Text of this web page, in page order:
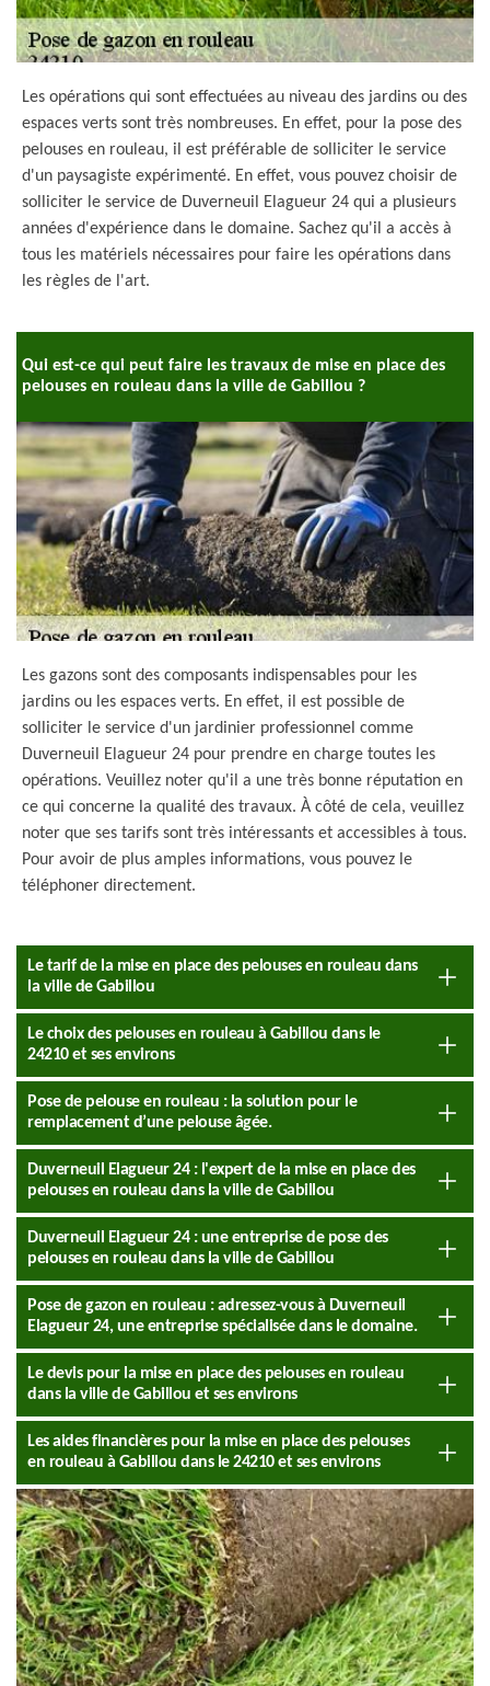
Les opérations qui sont effectuées au niveau des jardins ou des
espaces verts sont très nombreuses. En effet, pour la pose des
pelouses en rouleau, il est préférable de solliciter le service
d'un paysagiste expérimenté. En effet, vous pouvez choisir de
solliciter le service de Duverneuil Elagueur 24 qui a plusieurs
années d'expérience dans le domaine. Sachez qu'il a accès à
tous les matériels nécessaires pour faire les opérations dans
les règles de l'art.
Qui est-ce qui peut faire les travaux de mise en place des
pelouses en rouleau dans la ville de Gabillou ?
Les gazons sont des composants indispensables pour les
jardins ou les espaces verts. En effet, il est possible de
solliciter le service d'un jardinier professionnel comme
Duverneuil Elagueur 24 pour prendre en charge toutes les
opérations. Veuillez noter qu'il a une très bonne réputation en
ce qui concerne la qualité des travaux. À côté de cela, veuillez
noter que ses tarifs sont très intéressants et accessibles à tous.
Pour avoir de plus amples informations, vous pouvez le
téléphoner directement.
Le tarif de la mise en place des pelouses en rouleau dans
la ville de Gabillou
Le choix des pelouses en rouleau à Gabillou dans le
24210 et ses environs
Pose de pelouse en rouleau : la solution pour le
remplacement d’une pelouse âgée.
Duverneuil Elagueur 24 : l'expert de la mise en place des
pelouses en rouleau dans la ville de Gabillou
Duverneuil Elagueur 24 : une entreprise de pose des
pelouses en rouleau dans la ville de Gabillou
Pose de gazon en rouleau : adressez-vous à Duverneuil
Elagueur 24, une entreprise spécialisée dans le domaine.
Le devis pour la mise en place des pelouses en rouleau
dans la ville de Gabillou et ses environs
Les aides financières pour la mise en place des pelouses
en rouleau à Gabillou dans le 24210 et ses environs